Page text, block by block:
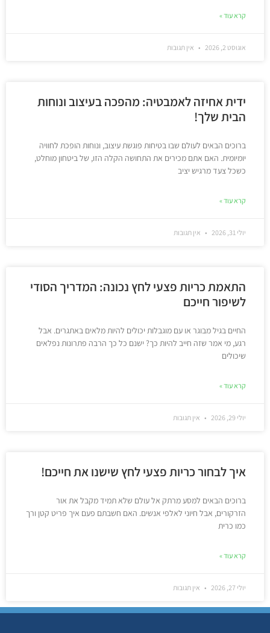
קרא עוד »
אוגוסט 2, 2026 אין תגובות
ידית אחיזה לאמבטיה: מהפכה בעיצוב ונוחות
הבית שלך!
ברוכים הבאים לעולם שבו בטיחות פוגשת עיצוב, ונוחות הופכת לחוויה
יומיומית. האם אתם מכירים את התחושה הקלה הזו, של ביטחון מוחלט,
כשכל צעד מרגיש יציב
קרא עוד »
יולי 31, 2026 אין תגובות
התאמת כריות פצעי לחץ נכונה: המדריך הסודי
לשיפור חייכם
החיים בגיל מבוגר או עם מוגבלות יכולים להיות מלאים באתגרים. אבל
רגע, מי אמר שזה חייב להיות כך? ישנם כל כך הרבה פתרונות נפלאים
שיכולים
קרא עוד »
יולי 29, 2026 אין תגובות
איך לבחור כריות פצעי לחץ שישנו את חייכם!
ברוכים הבאים למסע מרתק אל עולם שלא תמיד מקבל את אור
הזרקורים, אבל חיוני לאלפי אנשים. האם חשבתם פעם איך פריט קטן ורך
כמו כרית
קרא עוד »
יולי 27, 2026 אין תגובות